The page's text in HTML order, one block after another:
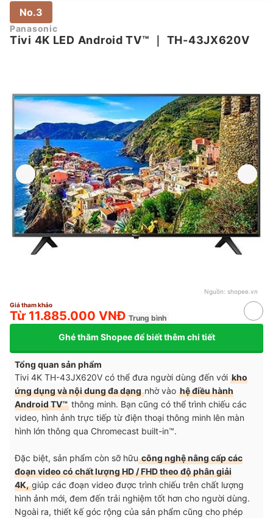
No.3
Panasonic
Tivi 4K LED Android TV™ ｜ TH-43JX620V
Nguồn: shopee.vn
Giá tham khảo
Từ 11.885.000 VNĐ Trung bình
Ghé thăm Shopee để biết thêm chi tiết
Tổng quan sản phẩm
Tivi 4K TH-43JX620V có thể đưa người dùng đến với kho
ứng dụng và nội dung đa dạngnhờ vào hệ điều hành
Android TV™ thông minh. Bạn cũng có thể trình chiếu các
video, hình ảnh trực tiếp từ điện thoại thông minh lên màn
hình lớn thông qua Chromecast built-in™.
Đặc biệt, sản phẩm còn sỡ hữucông nghệ nâng cấp các
đoạn video có chất lượng HD / FHD theo độ phân giải
4K,giúp các đoạn video được trình chiếu trên chất lượng
hình ảnh mới, đem đến trải nghiệm tốt hơn cho người dùng.
Ngoài ra, thiết kế góc rộng của sản phẩm cũng cho phép